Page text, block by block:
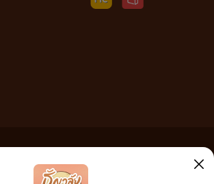
ไม่ขอรับผิดชอบต่อข้อความใดๆ ทั้งสิ้น ดังนั้นผู้อ่านทุกท่านโปรดใช้